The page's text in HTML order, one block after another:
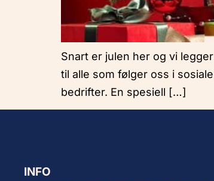
Snart er julen her og vi
til alle som følger oss i
bedrifter. En spesiell […]
INFO